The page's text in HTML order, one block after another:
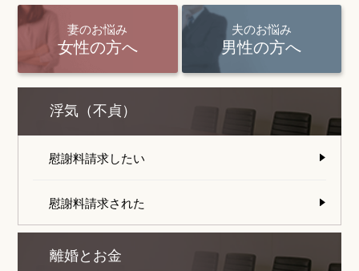
妻のお悩み
女性の方へ
夫のお悩み
男性の方へ
浮気（不貞）
慰謝料請求したい
慰謝料請求された
離婚とお金